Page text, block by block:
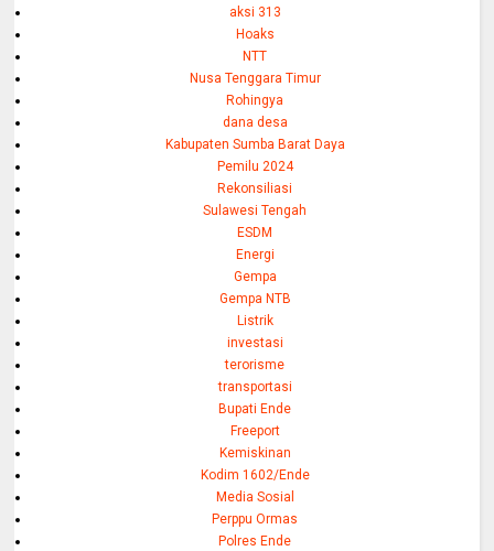
aksi 313
Hoaks
NTT
Nusa Tenggara Timur
Rohingya
dana desa
Kabupaten Sumba Barat Daya
Pemilu 2024
Rekonsiliasi
Sulawesi Tengah
ESDM
Energi
Gempa
Gempa NTB
Listrik
investasi
terorisme
transportasi
Bupati Ende
Freeport
Kemiskinan
Kodim 1602/Ende
Media Sosial
Perppu Ormas
Polres Ende